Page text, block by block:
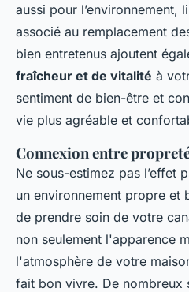
aussi pour l’environnement,
associé au remplacement
bien entretenus ajoutent
fraîcheur et de vitalité à
sentiment de bien-être et
vie plus agréable et
Connexion entre
Ne sous-estimez pas l’effet
un environnement propre et
de prendre soin de votre
non seulement l'apparence
l'atmosphère de votre
fait bon vivre. De nombreux